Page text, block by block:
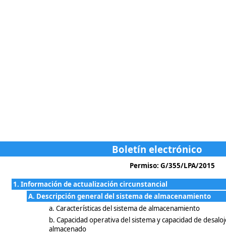
Boletín electrónico
Permiso: G/355/LPA/2015
1. Información de actualización circunstancial
A. Descripción general del sistema de almacenamiento
a. Características del sistema de almacenamiento
b. Capacidad operativa del sistema y capacidad de
almacenado